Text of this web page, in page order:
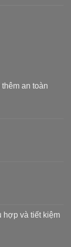
an toàn
hợp và tiết kiệm